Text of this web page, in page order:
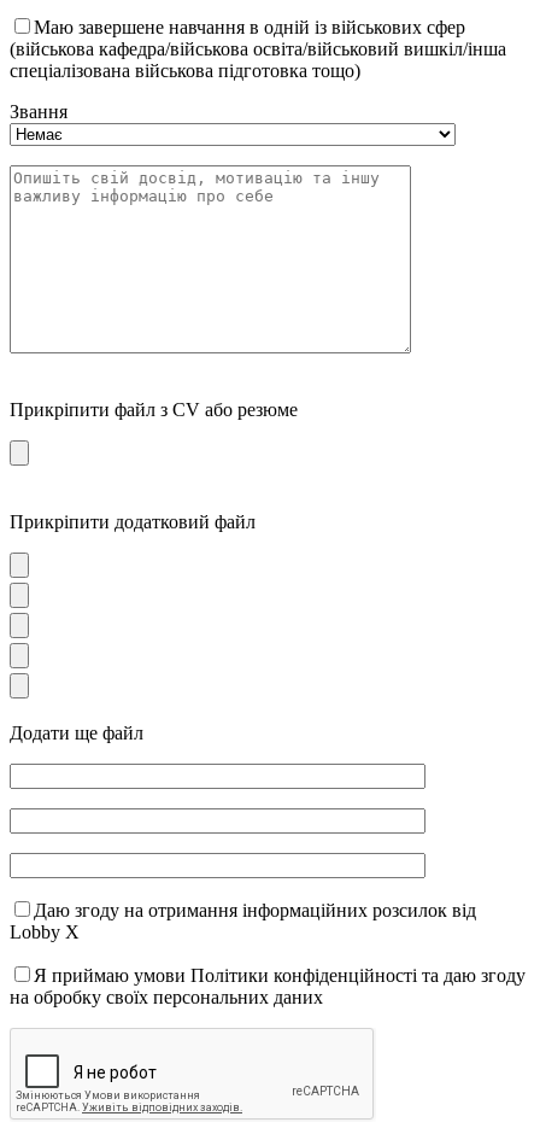
Маю завершене навчання в одній із військових сфер
(військова кафедра/військова освіта/військовий вишкіл/інша
спеціалізована військова підготовка тощо)
Звання
Прикріпити файл з CV або резюме
Прикріпити додатковий файл
Додати ще файл
Даю згоду на отримання інформаційних розсилок від
Lobby X
Я приймаю умови Політики конфіденційності та даю згоду
на обробку своїх персональних даних